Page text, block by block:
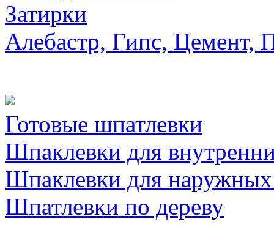
Затирки
Алебастр, Гипс, Цемент,
Готовые шпатлевки
Шпаклевки для
Шпаклевки для наружных
Шпатлевки по дереву